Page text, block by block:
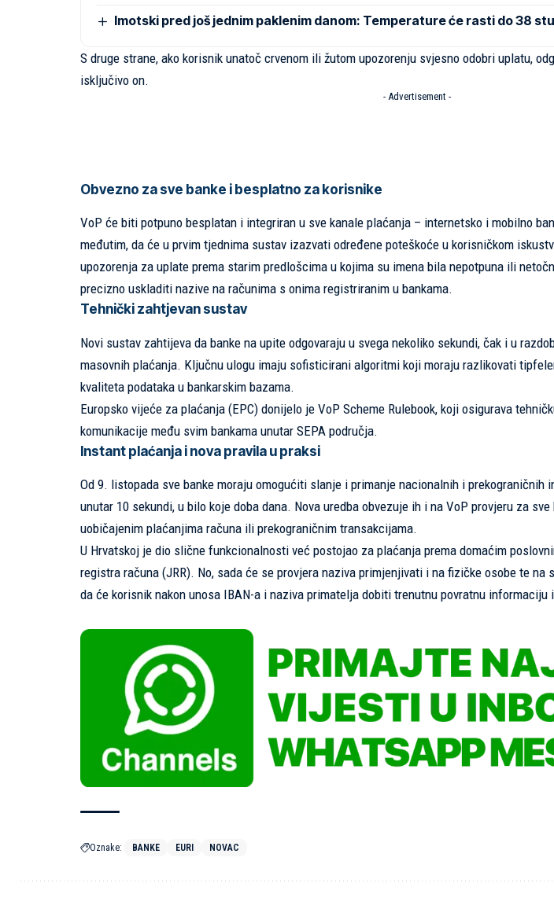
Imotski pred još jednim paklenim danom: Temperature će rasti do 38
S druge strane, ako korisnik unatoč crvenom ili žutom upozorenju svjesno odobri uplatu,
isključivo on.
- Advertisement -
Obvezno za sve banke i besplatno za korisnike
VoP će biti potpuno besplatan i integriran u sve kanale plaćanja – internetsko i mobilno
međutim, da će u prvim tjednima sustav izazvati određene poteškoće u korisničkom
upozorenja za uplate prema starim predlošcima u kojima su imena bila nepotpuna ili
precizno uskladiti nazive na računima s onima registriranim u bankama.
Tehnički zahtjevan sustav
Novi sustav zahtijeva da banke na upite odgovaraju u svega nekoliko sekundi, čak i u
masovnih plaćanja. Ključnu ulogu imaju sofisticirani algoritmi koji moraju razlikovati
kvaliteta podataka u bankarskim bazama.
Europsko vijeće za plaćanja (EPC) donijelo je VoP Scheme Rulebook, koji osigurava
komunikacije među svim bankama unutar SEPA područja.
Instant plaćanja i nova pravila u praksi
Od 9. listopada sve banke moraju omogućiti slanje i primanje nacionalnih i prekograničnih
unutar 10 sekundi, u bilo koje doba dana. Nova uredba obvezuje ih i na VoP provjeru za
uobičajenim plaćanjima računa ili prekograničnim transakcijama.
U Hrvatskoj je dio slične funkcionalnosti već postojao za plaćanja prema domaćim
registra računa (JRR). No, sada će se provjera naziva primjenjivati i na fizičke osobe te na
da će korisnik nakon unosa IBAN-a i naziva primatelja dobiti trenutnu povratnu informaciju
Oznake: BANKE EURI NOVAC